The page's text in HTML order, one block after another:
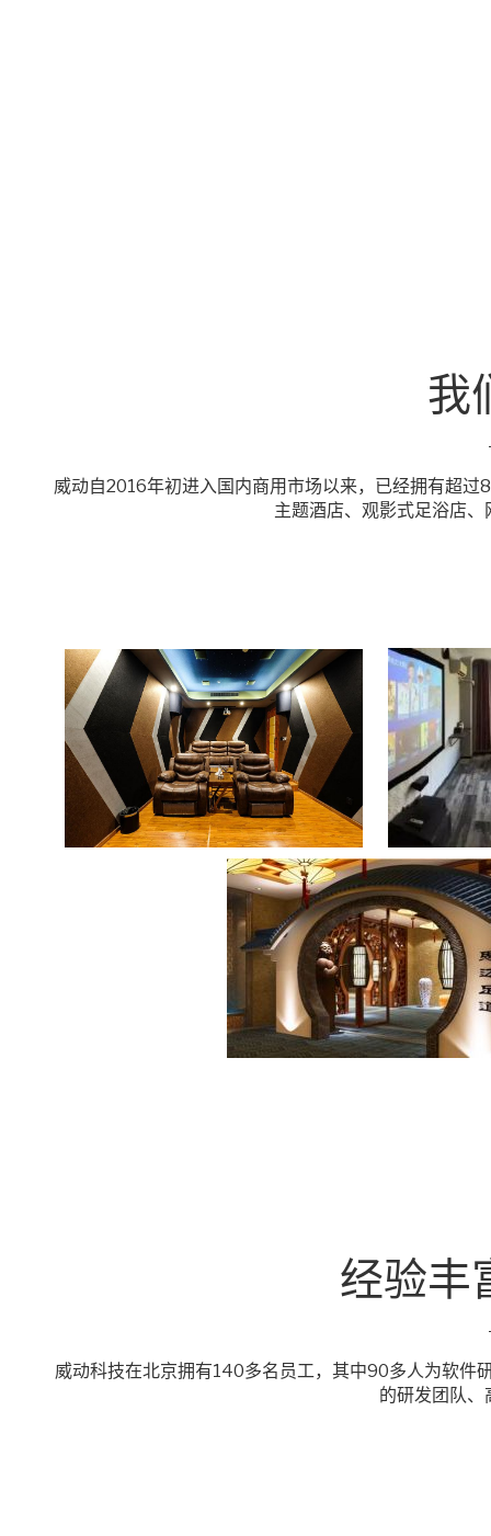
我
威动自2016年初进入国内商用市场以来，已经拥有超
主题酒店、观影式足浴店
经验丰
威动科技在北京拥有140多名员工，其中90多人为软件
的研发团队、